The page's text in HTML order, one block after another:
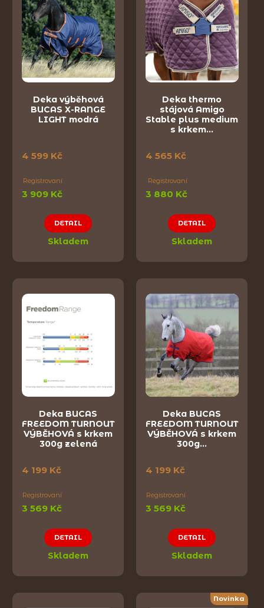
Deka výběhová
BUCAS X-RANGE
LIGHT modrá
4 599 Kč
Registrovaní
3 909 Kč
DETAIL
Skladem
Deka thermo
stájová Amigo
Stable plus medium
s krkem…
4 565 Kč
Registrovaní
3 880 Kč
DETAIL
Skladem
Deka BUCAS
FREEDOM TURNOUT
VÝBĚHOVÁ s krkem
300g zelená
4 199 Kč
Registrovaní
3 569 Kč
DETAIL
Skladem
Deka BUCAS
FREEDOM TURNOUT
VÝBĚHOVÁ s krkem
300g…
4 199 Kč
Registrovaní
3 569 Kč
DETAIL
Skladem
Novinka